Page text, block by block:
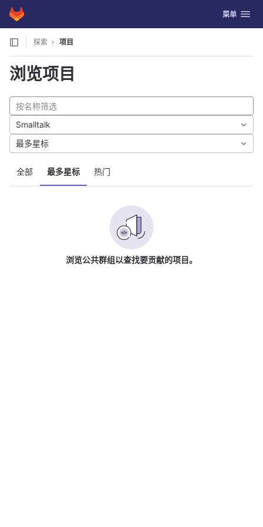
Skip to content
GitLab 切换导航
菜单
探索 项目
浏览项目
全部 最多星标 热门
Smalltalk
最多星标
浏览公共群组以查找要贡献的项目。